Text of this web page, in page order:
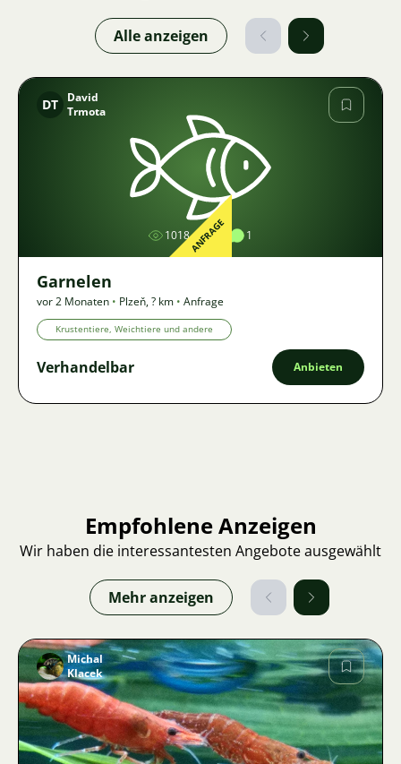
Alle anzeigen
Bild
DT
David
Trmota
1018 1 1
ANFRAGE
Garnelen
vor 2 Monaten • Plzeň,? km • Anfrage
Krustentiere, Weichtiere und andere
Verhandelbar Anbieten
Empfohlene Anzeigen
Wir haben die interessantesten Angebote ausgewählt
Mehr anzeigen
Bild
Michal
Klacek